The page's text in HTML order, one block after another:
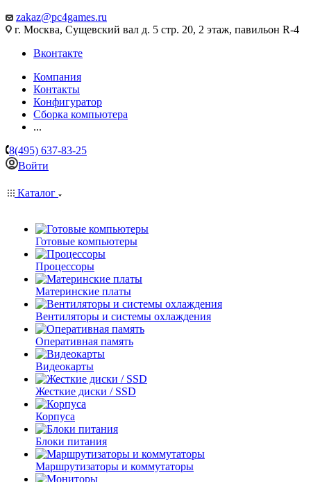
zakaz@pc4games.ru
г. Москва, Сущевский вал д. 5 стр. 20, 2 этаж, павильон R-4
Вконтакте
Компания
Контакты
Конфигуратор
Сборка компьютера
...
8(495) 637-83-25
Войти
Каталог
Готовые компьютеры
Процессоры
Материнские платы
Вентиляторы и системы охлаждения
Оперативная память
Видеокарты
Жесткие диски / SSD
Корпуса
Блоки питания
Маршрутизаторы и коммутаторы